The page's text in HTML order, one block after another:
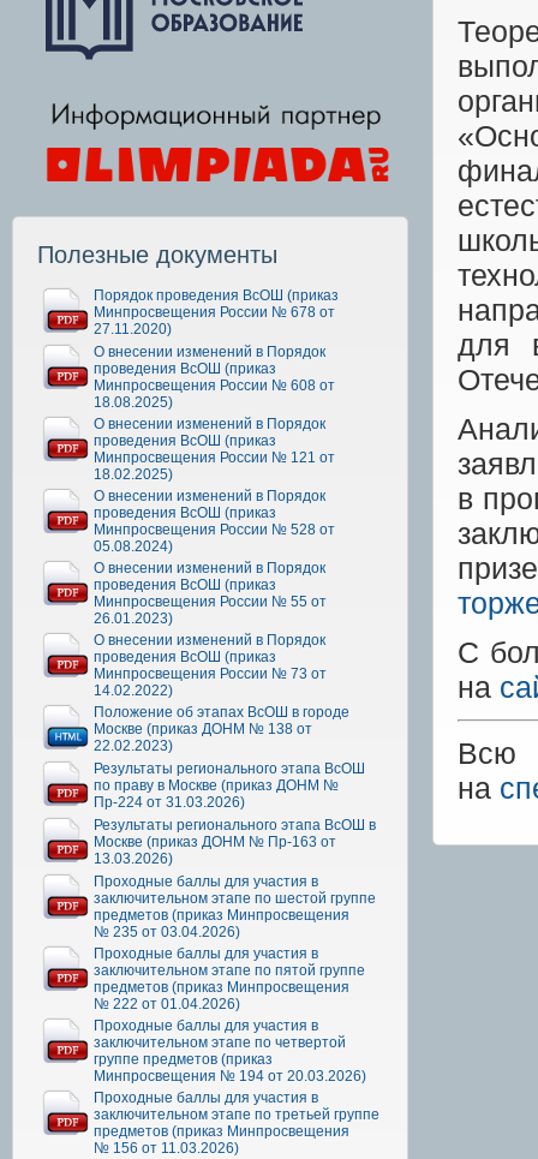
Полезные документы
Порядок проведения ВсОШ (приказ
Минпросвещения России № 678 от
27.11.2020)
О внесении изменений в Порядок
проведения ВсОШ (приказ
Минпросвещения России № 608 от
18.08.2025)
О внесении изменений в Порядок
проведения ВсОШ (приказ
Минпросвещения России № 121 от
18.02.2025)
О внесении изменений в Порядок
проведения ВсОШ (приказ
Минпросвещения России № 528 от
05.08.2024)
О внесении изменений в Порядок
проведения ВсОШ (приказ
Минпросвещения России № 55 от
26.01.2023)
О внесении изменений в Порядок
проведения ВсОШ (приказ
Минпросвещения России № 73 от
14.02.2022)
Положение об этапах ВсОШ в городе
Москве (приказ ДОНМ № 138 от
22.02.2023)
Результаты регионального этапа ВсОШ
по праву в Москве (приказ ДОНМ №
Пр-224 от 31.03.2026)
Результаты регионального этапа ВсОШ в
Москве (приказ ДОНМ № Пр-163 от
13.03.2026)
Проходные баллы для участия в
заключительном этапе по шестой группе
предметов (приказ Минпросвещения
№ 235 от 03.04.2026)
Проходные баллы для участия в
заключительном этапе по пятой группе
предметов (приказ Минпросвещения
№ 222 от 01.04.2026)
Проходные баллы для участия в
заключительном этапе по четвертой
группе предметов (приказ
Минпросвещения № 194 от 20.03.2026)
Проходные баллы для участия в
заключительном этапе по третьей группе
предметов (приказ Минпросвещения
№ 156 от 11.03.2026)
для
в
С
на
Всю
на